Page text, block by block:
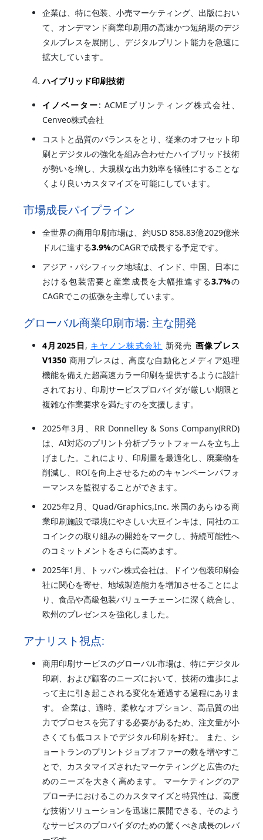
企業は、特に包装、小売マーケティング、出版におい
て、オンデマンド商業印刷用の高速かつ短納期のデジ
タルプレスを展開し、デジタルプリント能力を急速に
拡大しています。
ハイブリッド印刷技術
イノベーター: ACMEプリンティング株式会社、
Cenveo株式会社
コストと品質のバランスをとり、従来のオフセット印
刷とデジタルの強化を組み合わせたハイブリッド技術
が勢いを増し、大規模な出力効率を犠牲にすることな
くより良いカスタマイズを可能にしています。
市場成長パイプライン
全世界の商用印刷市場は、約USD 858.83億2029億米
ドルに達する3.9%のCAGRで成長する予定です。
アジア・パシフィック地域は、インド、中国、日本に
おける包装需要と産業成長を大幅推進する3.7%の
CAGRでこの拡張を主導しています。
グローバル商業印刷市場: 主な開発
4月2025日, キヤノン株式会社 新発売 画像プレス
V1350 商用プレスは、高度な自動化とメディア処理
機能を備えた超高速カラー印刷を提供するように設計
されており、印刷サービスプロバイダが厳しい期限と
複雑な作業要求を満たすのを支援します。
2025年3月、RR Donnelley & Sons Company(RRD)
は、AI対応のプリント分析プラットフォームを立ち上
げました。これにより、印刷量を最適化し、廃棄物を
削減し、ROIを向上させるためのキャンペーンパフォ
ーマンスを監視することができます。
2025年2月、Quad/Graphics,Inc. 米国のあらゆる商
業印刷施設で環境にやさしい大豆インキは、同社のエ
コインクの取り組みの開始をマークし、持続可能性へ
のコミットメントをさらに高めます。
2025年1月、トッパン株式会社は、ドイツ包装印刷会
社に関心を寄せ、地域製造能力を増加させることによ
り、食品や高級包装バリューチェーンに深く統合し、
欧州のプレゼンスを強化しました。
アナリスト視点:
商用印刷サービスのグローバル市場は、特にデジタル
印刷、および顧客のニーズにおいて、技術の進歩によ
って主に引き起こされる変化を通過する過程にありま
す。 企業は、適時、柔軟なオプション、高品質の出
力でプロセスを完了する必要があるため、注文量が小
さくても低コストでデジタル印刷を好む。 また、シ
ョートランのプリントジョブオファーの数を増やすこ
とで、カスタマイズされたマーケティングと広告のた
めのニーズを大きく高めます。 マーケティングのア
プローチにおけるこのカスタマイズと特異性は、高度
な技術ソリューションを迅速に展開できる、そのよう
なサービスのプロバイダのための驚くべき成長のレバ